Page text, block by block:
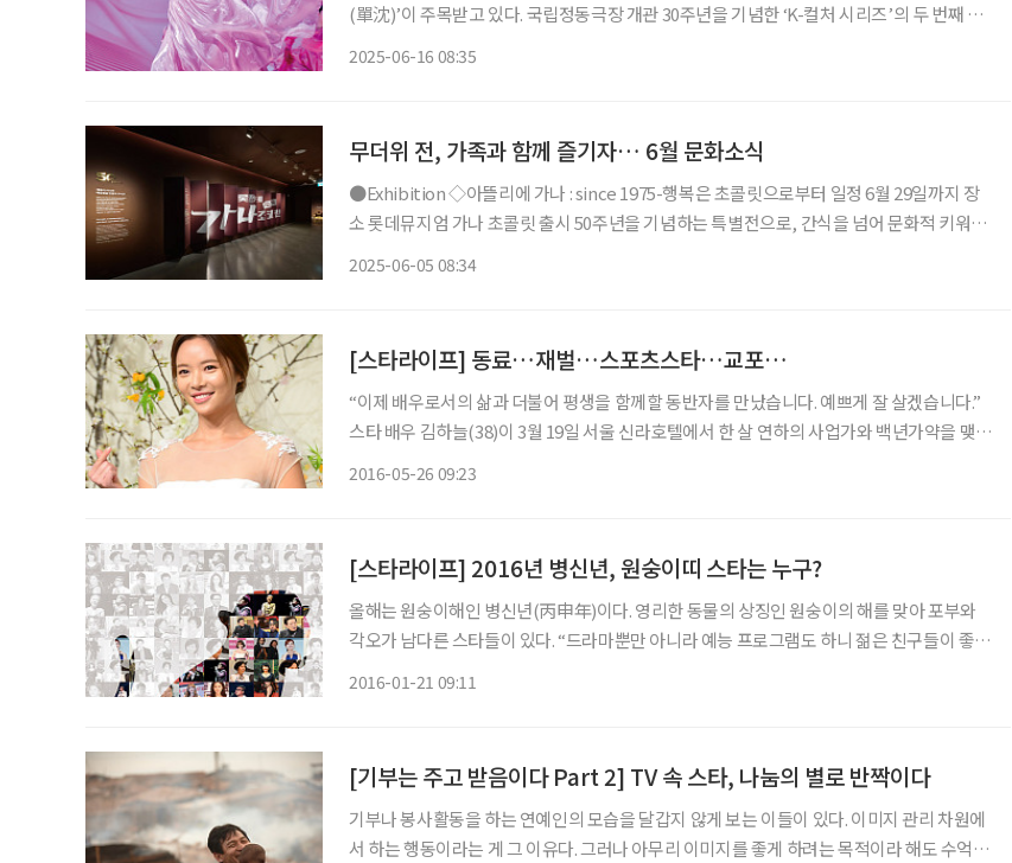
(單沈)’이 주목받고 있다. 국립정동극장 개관 30주년을 기념한 ‘K-컬처 시리즈’의 두 번째 작
2025-06-16 08:35
무더위 전, 가족과 함께 즐기자… 6월 문화소식
●Exhibition ◇아뜰리에 가나 : since 1975-행복은 초콜릿으로부터 일정 6월 29일까지 장
소 롯데뮤지엄 가나 초콜릿 출시 50주년을 기념하는 특별전으로, 간식을 넘어 문화적 키워드
2025-06-05 08:34
[스타라이프] 동료…재벌…스포츠스타…교포…
“이제 배우로서의 삶과 더불어 평생을 함께할 동반자를 만났습니다. 예쁘게 잘 살겠습니다.”
스타 배우 김하늘(38)이 3월 19일 서울 신라호텔에서 한 살 연하의 사업가와 백년가약을 맺으
2016-05-26 09:23
[스타라이프] 2016년 병신년, 원숭이띠 스타는 누구?
올해는 원숭이해인 병신년(丙申年)이다. 영리한 동물의 상징인 원숭이의 해를 맞아 포부와
각오가 남다른 스타들이 있다. “드라마뿐만 아니라 예능 프로그램도 하니 젊은 친구들이 좋아
2016-01-21 09:11
[기부는 주고 받음이다 Part 2] TV 속 스타, 나눔의 별로 반짝이다
기부나 봉사활동을 하는 연예인의 모습을 달갑지 않게 보는 이들이 있다. 이미지 관리 차원에
서 하는 행동이라는 게 그 이유다. 그러나 아무리 이미지를 좋게 하려는 목적이라 해도 수억 원